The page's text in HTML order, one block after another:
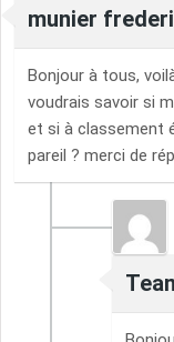
munier
Bonjour à tous,
voudrais savoir si
et si à classement
pareil ? merci de